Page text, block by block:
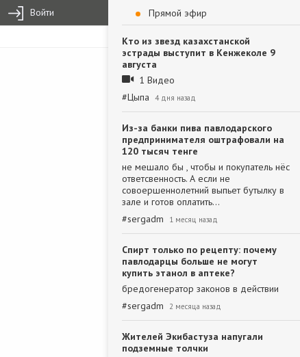
Войти Прямой эфир
Кто из звезд казахстанской
эстрады выступит в Кенжеколе 9
августа
1 Видео
#Цыпа 4 дня назад
Из-за банки пива павлодарского
предпринимателя оштрафовали на
120 тысяч тенге
не мешало бы , чтобы и покупатель нёс
ответсвенность. А если не
совоершеннолетний выпьет бутылку в
зале и готов оплатить…
#sergadm 1 месяц назад
Спирт только по рецепту: почему
павлодарцы больше не могут
купить этанол в аптеке?
бредогенератор законов в действии
#sergadm 2 месяца назад
Жителей Экибастуза напугали
подземные толчки